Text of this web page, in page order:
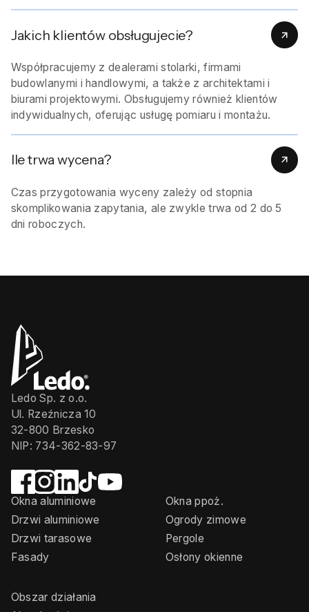
Jakich klientów obsługujecie?
Współpracujemy z dealerami stolarki, firmami
budowlanymi i handlowymi, a także z architektami i
biurami projektowymi. Obsługujemy również klientów
indywidualnych, oferując usługę pomiaru i montażu.
Ile trwa wycena?
Czas przygotowania wyceny zależy od stopnia
skomplikowania zapytania, ale zwykle trwa od 2 do 5
dni roboczych.
Ledo Sp. z o.o.
Ul. Rzeźnicza 10
32-800 Brzesko
NIP: 734-362-83-97
Okna aluminiowe
Drzwi aluminiowe
Drzwi tarasowe
Fasady
Okna ppoż.
Ogrody zimowe
Pergole
Osłony okienne
Obszar działania